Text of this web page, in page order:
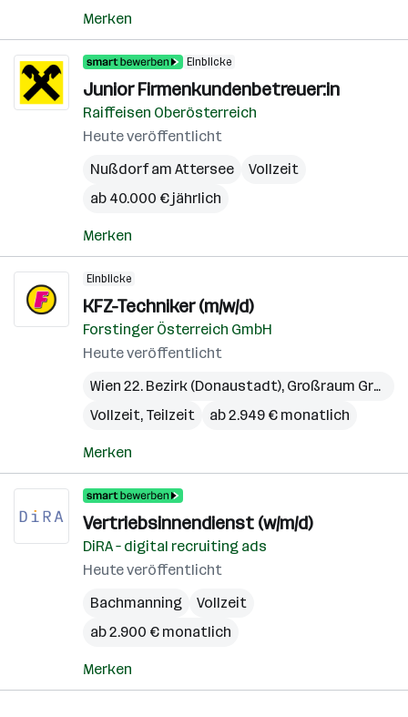
Merken
Einblicke
Junior Firmenkundenbetreuer:in
Raiffeisen Oberösterreich
Heute veröffentlicht
Nußdorf am Attersee
Vollzeit
ab 40.000 € jährlich
Merken
Einblicke
KFZ-Techniker (m/w/d)
Forstinger Österreich GmbH
Heute veröffentlicht
Wien 22. Bezirk (Donaustadt), Großraum Graz
Vollzeit, Teilzeit
ab 2.949 € monatlich
Merken
Vertriebsinnendienst (w/m/d)
DiRA – digital recruiting ads
Heute veröffentlicht
Bachmanning
Vollzeit
ab 2.900 € monatlich
Merken